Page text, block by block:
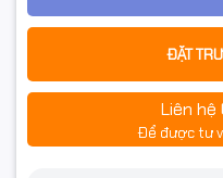
ĐẶT
Liên hệ
Để được tư